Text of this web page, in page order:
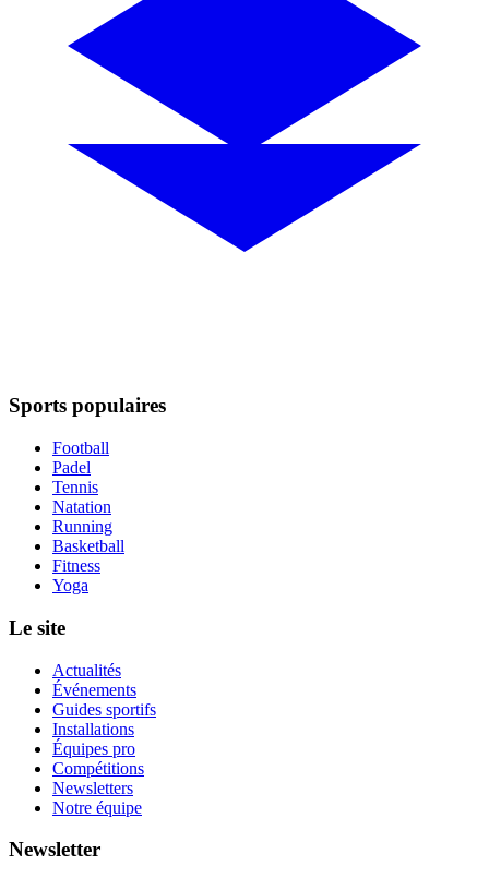
Sports populaires
Football
Padel
Tennis
Natation
Running
Basketball
Fitness
Yoga
Le site
Actualités
Événements
Guides sportifs
Installations
Équipes pro
Compétitions
Newsletters
Notre équipe
Newsletter